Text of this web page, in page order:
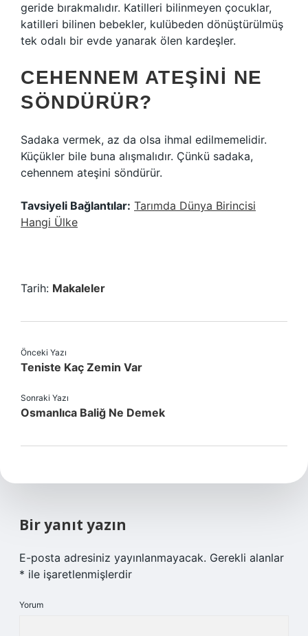
geride bırakmalıdır. Katilleri bilinmeyen çocuklar,
katilleri bilinen bebekler, kulübeden dönüştürülmüş
tek odalı bir evde yanarak ölen kardeşler.
CEHENNEM ATEŞINI NE
SÖNDÜRÜR?
Sadaka vermek, az da olsa ihmal edilmemelidir.
Küçükler bile buna alışmalıdır. Çünkü sadaka,
cehennem ateşini söndürür.
Tavsiyeli Bağlantılar: Tarımda Dünya Birincisi
Hangi Ülke
Tarih: Makaleler
Önceki Yazı
Teniste Kaç Zemin Var
Sonraki Yazı
Osmanlıca Baliğ Ne Demek
Bir yanıt yazın
E-posta adresiniz yayınlanmayacak. Gerekli alanlar
* ile işaretlenmişlerdir
Yorum